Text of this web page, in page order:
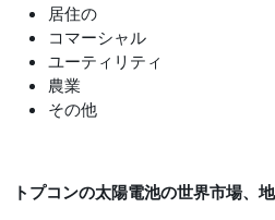
居住の
コマーシャル
ユーティリティ
農業
その他
トプコンの太陽電池の世界市場、